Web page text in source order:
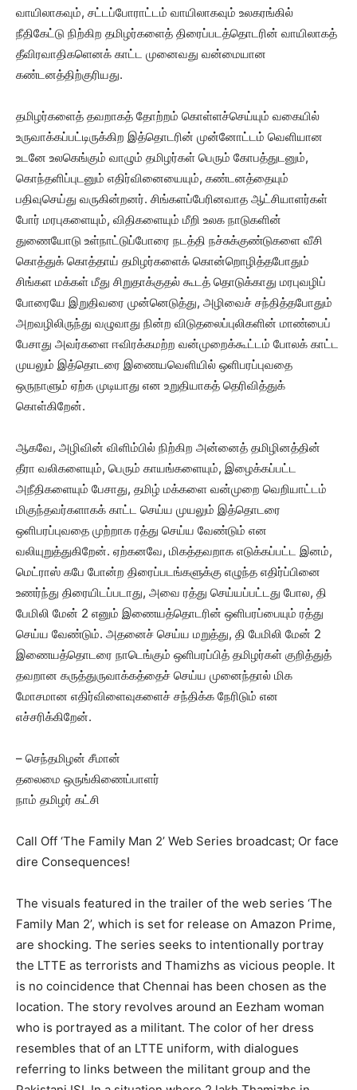
வாயிலாகவும், சட்டப்போராட்டம் வாயிலாகவும் உலகரங்கில்
நீதிகேட்டு நிற்கிற தமிழர்களைத் திரைப்படத்தொடரின் வாயிலாகத்
தீவிரவாதிகளெனக் காட்ட முனைவது வன்மையான
கண்டனத்திற்குரியது.
தமிழர்களைத் தவறாகத் தோற்றம் கொள்ளச்செய்யும் வகையில்
உருவாக்கப்பட்டிருக்கிற இத்தொடரின் முன்னோட்டம் வெளியான
உடனே உலகெங்கும் வாழும் தமிழர்கள் பெரும் கோபத்துடனும்,
கொந்தளிப்புடனும் எதிர்வினையையும், கண்டனத்தையும்
பதிவுசெய்து வருகின்றனர். சிங்களப்பேரினவாத ஆட்சியாளர்கள்
போர் மரபுகளையும், விதிகளையும் மீறி உலக நாடுகளின்
துணையோடு உள்நாட்டுப்போரை நடத்தி நச்சுக்குண்டுகளை வீசி
கொத்துக் கொத்தாய் தமிழர்களைக் கொன்றொழித்தபோதும்
சிங்கள மக்கள் மீது சிறுதாக்குதல் கூடத் தொடுக்காது மரபுவழிப்
போரையே இறுதிவரை முன்னெடுத்து, அழிவைச் சந்தித்தபோதும்
அறவழிலிருந்து வழுவாது நின்ற விடுதலைப்புலிகளின் மாண்பைப்
பேசாது அவர்களை ஈவிரக்கமற்ற வன்முறைக்கூட்டம் போலக் காட்ட
முயலும் இத்தொடரை இணையவெளியில் ஒளிபரப்புவதை
ஒருநாளும் ஏற்க முடியாது என உறுதியாகத் தெரிவித்துக்
கொள்கிறேன்.
ஆகவே, அழிவின் விளிம்பில் நிற்கிற அன்னைத் தமிழினத்தின்
தீரா வலிகளையும், பெரும் காயங்களையும், இழைக்கப்பட்ட
அநீதிகளையும் பேசாது, தமிழ் மக்களை வன்முறை வெறியாட்டம்
மிகுந்தவர்களாகக் காட்ட செய்ய முயலும் இத்தொடரை
ஒளிபரப்புவதை முற்றாக ரத்து செய்ய வேண்டும் என
வலியுறுத்துகிறேன். ஏற்கனவே, மிகத்தவறாக எடுக்கப்பட்ட இனம்,
மெட்ராஸ் கபே போன்ற திரைப்படங்களுக்கு எழுந்த எதிர்ப்பினை
உணர்ந்து திரையிடப்படாது, அவை ரத்து செய்யப்பட்டது போல, தி
பேமிலி மேன் 2 எனும் இணையத்தொடரின் ஒளிபரப்பையும் ரத்து
செய்ய வேண்டும். அதனைச் செய்ய மறுத்து, தி பேமிலி மேன் 2
இணையத்தொடரை நாடெங்கும் ஒளிபரப்பித் தமிழர்கள் குறித்துத்
தவறான கருத்துருவாக்கத்தைச் செய்ய முனைந்தால் மிக
மோசமான எதிர்விளைவுகளைச் சந்திக்க நேரிடும் என
எச்சரிக்கிறேன்.
– செந்தமிழன் சீமான்
தலைமை ஒருங்கிணைப்பாளர்
நாம் தமிழர் கட்சி
Call Off ‘The Family Man 2’ Web Series broadcast; Or face
dire Consequences!
The visuals featured in the trailer of the web series ‘The
Family Man 2’, which is set for release on Amazon Prime,
are shocking. The series seeks to intentionally portray
the LTTE as terrorists and Thamizhs as vicious people. It
is no coincidence that Chennai has been chosen as the
location. The story revolves around an Eezham woman
who is portrayed as a militant. The color of her dress
resembles that of an LTTE uniform, with dialogues
referring to links between the militant group and the